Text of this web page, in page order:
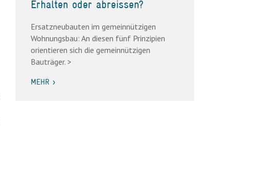
Erhalten oder abreissen?
Ersatzneubauten im gemeinnützigen
Wohnungsbau: An diesen fünf Prinzipien
orientieren sich die gemeinnützigen
Bauträger. >
MEHR >